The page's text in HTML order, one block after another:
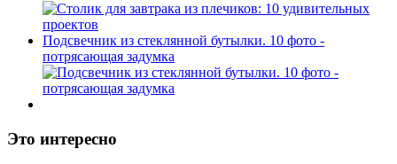
Подсвечник из стеклянной бутылки. 10 фото -
потрясающая задумка
Это интересно